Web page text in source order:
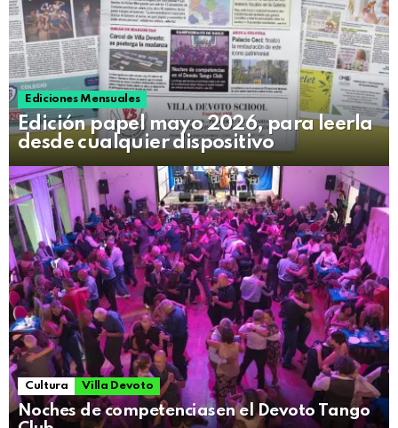
Ediciones Mensuales
Edición papel mayo 2026, para leerla
desde cualquier dispositivo
Cultura Villa Devoto
Noches de competenciasen el Devoto Tango